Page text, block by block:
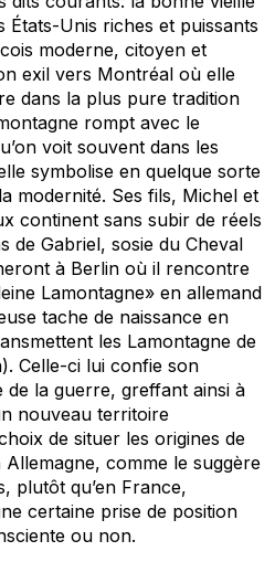
États-Unis riches et puissants
moderne, citoyen et
exil vers Montréal où elle
dans la plus pure tradition
rompt avec le
voit souvent dans les
symbolise en quelque sorte
modernité. Ses fils, Michel et
continent sans subir de réels
de Gabriel, sosie du Cheval
à Berlin où il rencontre
Lamontagne» en allemand
tache de naissance en
les Lamontagne de
Celle-ci lui confie son
de la guerre, greffant ainsi à
nouveau territoire
de situer les origines de
comme le suggère
plutôt qu’en France,
certaine prise de position
ou non.